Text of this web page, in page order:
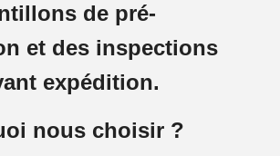
de pré-
et des inspections
expédition.
nous choisir ?